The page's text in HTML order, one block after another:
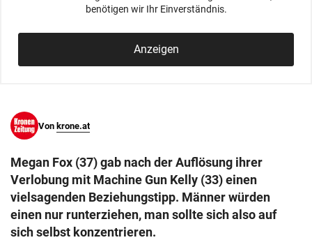
benötigen wir Ihr Einverständnis.
Anzeigen
Von krone.at
Megan Fox (37) gab nach der Auflösung ihrer
Verlobung mit Machine Gun Kelly (33) einen
vielsagenden Beziehungstipp. Männer würden
einen nur runterziehen, man sollte sich also auf
sich selbst konzentrieren.